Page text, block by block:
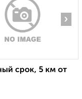
›
срок, 5 км от